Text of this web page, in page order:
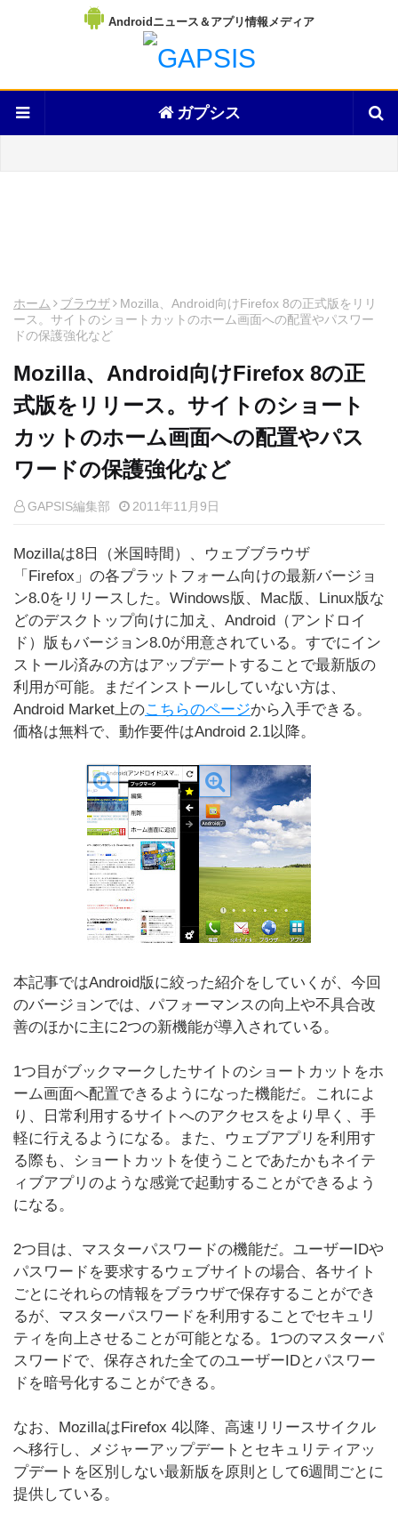
Androidニュース＆アプリ情報メディア
ガプシス
ホーム ブラウザ
Mozilla、Android向けFirefox 8の正式版をリリ
ース。サイトのショートカットのホーム画面への配置やパスワー
ドの保護強化など
Mozilla、Android向けFirefox 8の正
式版をリリース。サイトのショート
カットのホーム画面への配置やパス
ワードの保護強化など
GAPSIS編集部 2011年11月9日
Mozillaは8日（米国時間）、ウェブブラウザ
「Firefox」の各プラットフォーム向けの最新バージョ
ン8.0をリリースした。Windows版、Mac版、Linux版な
どのデスクトップ向けに加え、Android（アンドロイ
ド）版もバージョン8.0が用意されている。すでにイン
ストール済みの方はアップデートすることで最新版の
利用が可能。まだインストールしていない方は、
Android Market上のこちらのページから入手できる。
価格は無料で、動作要件はAndroid 2.1以降。
本記事ではAndroid版に絞った紹介をしていくが、今回
のバージョンでは、パフォーマンスの向上や不具合改
善のほかに主に2つの新機能が導入されている。
1つ目がブックマークしたサイトのショートカットをホ
ーム画面へ配置できるようになった機能だ。これによ
り、日常利用するサイトへのアクセスをより早く、手
軽に行えるようになる。また、ウェブアプリを利用す
る際も、ショートカットを使うことであたかもネイテ
ィブアプリのような感覚で起動することができるよう
になる。
2つ目は、マスターパスワードの機能だ。ユーザーIDや
パスワードを要求するウェブサイトの場合、各サイト
ごとにそれらの情報をブラウザで保存することができ
るが、マスターパスワードを利用することでセキュリ
ティを向上させることが可能となる。1つのマスターパ
スワードで、保存された全てのユーザーIDとパスワー
ドを暗号化することができる。
なお、MozillaはFirefox 4以降、高速リリースサイクル
へ移行し、メジャーアップデートとセキュリティアッ
プデートを区別しない最新版を原則として6週間ごとに
提供している。